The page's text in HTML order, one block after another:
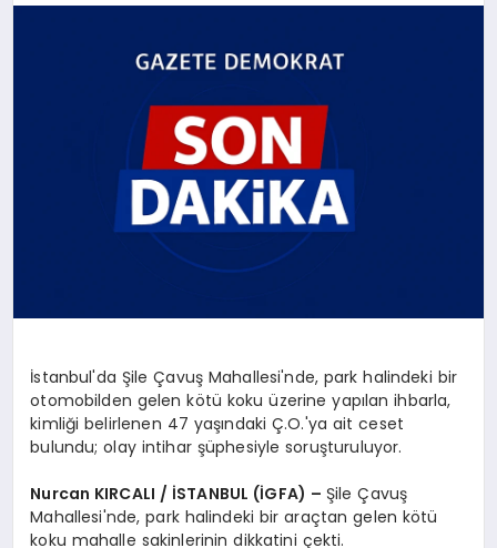
İstanbul'da Şile Çavuş Mahallesi'nde, park halindeki bir
otomobilden gelen kötü koku üzerine yapılan ihbarla,
kimliği belirlenen 47 yaşındaki Ç.O.'ya ait ceset
bulundu; olay intihar şüphesiyle soruşturuluyor.
Nurcan KIRCALI / İSTANBUL (İGFA) – Şile Çavuş
Mahallesi'nde, park halindeki bir araçtan gelen kötü
koku mahalle sakinlerinin dikkatini çekti.